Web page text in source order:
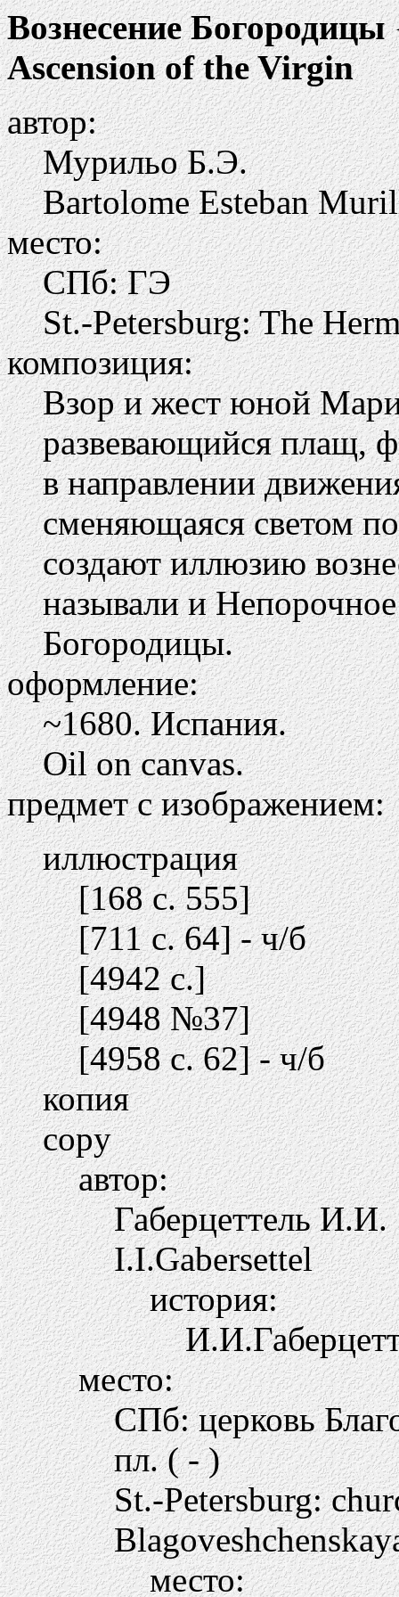
Вознесение Богородицы
Ascension of the Virgin
автор:
Мурильо Б.Э.
Bartolome Esteban
место:
СПб: ГЭ
St.-Petersburg: The
композиция:
Взор и жест юной
развевающийся плащ,
в направлении
сменяющаяся светом
создают иллюзию
называли и
Богородицы.
оформление:
~1680. Испания.
Oil on canvas.
предмет с изображением:
иллюстрация
[168 c. 555]
[711 c. 64] - ч/б
[4942 c.]
[4948 №37]
[4958 c. 62] - ч/б
копия
copy
автор:
Габерцеттель И.И.
I.I.Gabersettel
история:
место:
СПб: церковь
пл. ( - )
St.-Petersburg:
место: